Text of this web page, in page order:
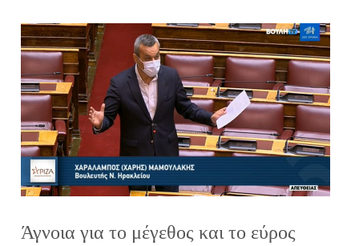
Άγνοια για το μέγεθος και το εύρος